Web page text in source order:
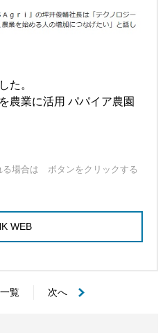
た。
農業に活用 パパイア農園
る場合は ボタンをクリックする
WEB
一覧 次へ